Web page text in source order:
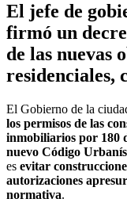
El jefe de
firmó un
de las nuevas
residenciales,
El Gobierno de la
los permisos de las
inmobiliarios por 180
nuevo Código
es evitar
autorizaciones
normativa.